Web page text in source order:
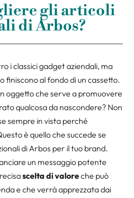
gli articoli
di Arbos?
i classici gadget aziendali, ma
finiscono al fondo di un cassetto.
oggetto che serve a promuovere
qualcosa da nascondere? Non
sempre in vista perché
è quello che succede se
di Arbos per il tuo brand.
un messaggio potente
scelta di valoreche può
e che verrà apprezzata dai